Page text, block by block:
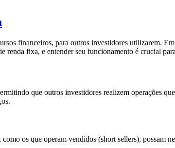
financeiros, para outros investidores utilizarem.
fixa, e entender seu funcionamento é crucial
que outros investidores realizem operações
os que operam vendidos (short sellers), possam